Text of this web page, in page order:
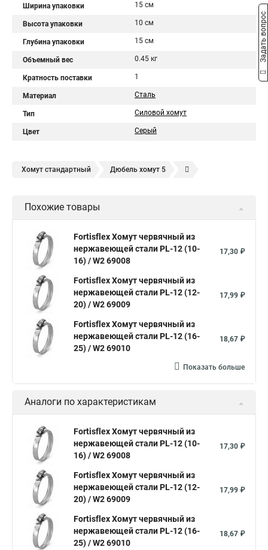
Ширина упаковки 15 см
Высота упаковки 10 см
Глубина упаковки 15 см
Объемный вес 0.45 кг
Кратность поставки 1
Материал Сталь
Тип Силовой хомут
Цвет Серый
Хомут стандартный Дюбель хомут 5
Дюбель хомут для крепления Хомут для прокладки трубы
Хомут усиливающий Хомут 32 Хомут 2 Хомут 40
Хомут червячный
Хомут червячный мм
Хомуты для крепления трубопроводов
Хомут 2 мм Хомут 24137 80 Хомут 120
Хомут 6 мм
Хомут 24
Номера хомутов Хомут обжимной для труб
Хомут нейлоновый белый Хомут трубный 2 Хомут 500
Хомут червячный norma
Окпд 2 хомуты Хомут на 3д забор
Хомут нержавеющая сталь купить
Хомуты металлические для кабеля крепления
Хомут 20 цена
Похожие товары
Fortisflex Хомут червячный из
нержавеющей стали PL-12 (10-
16) / W2 69008
17,30 ₽
Fortisflex Хомут червячный из
нержавеющей стали PL-12 (12-
20) / W2 69009
17,99 ₽
Fortisflex Хомут червячный из
нержавеющей стали PL-12 (16-
25) / W2 69010
18,67 ₽
Показать больше
Аналоги по характеристикам
Fortisflex Хомут червячный из
нержавеющей стали PL-12 (10-
16) / W2 69008
17,30 ₽
Fortisflex Хомут червячный из
нержавеющей стали PL-12 (12-
20) / W2 69009
17,99 ₽
Fortisflex Хомут червячный из
нержавеющей стали PL-12 (16-
25) / W2 69010
18,67 ₽
Задать вопрос